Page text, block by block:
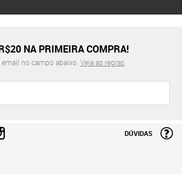
NA PRIMEIRA COMPRA!
no campo abaixo. Veja as regras
DÚVIDAS